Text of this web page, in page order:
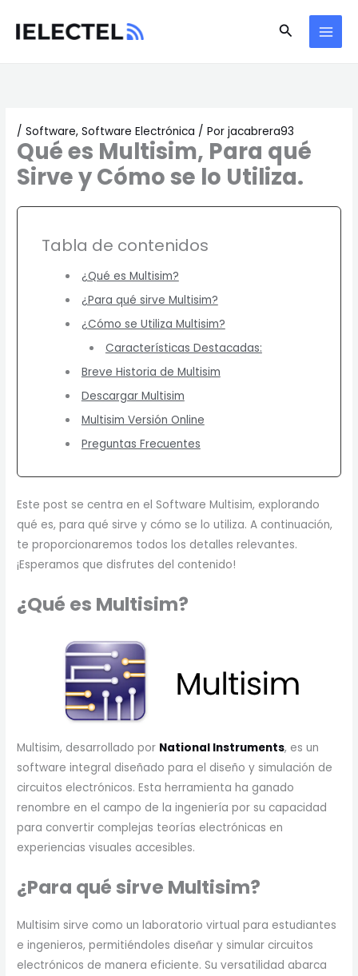
Buscar
/Software,Software Electrónica / Porjacabrera93
Qué es Multisim, Para qué
Sirve y Cómo se lo Utiliza.
Tabla de contenidos
¿Qué es Multisim?
¿Para qué sirve Multisim?
¿Cómo se Utiliza Multisim?
Características Destacadas:
Breve Historia de Multisim
Descargar Multisim
Multisim Versión Online
Preguntas Frecuentes
Este post se centra en el Software Multisim, explorando
qué es, para qué sirve y cómo se lo utiliza. A continuación,
te proporcionaremos todos los detalles relevantes.
¡Esperamos que disfrutes del contenido!
¿Qué es Multisim?
Multisim, desarrollado por National Instruments, es un
software integral diseñado para el diseño y simulación de
circuitos electrónicos. Esta herramienta ha ganado
renombre en el campo de la ingeniería por su capacidad
para convertir complejas teorías electrónicas en
experiencias visuales accesibles.
¿Para qué sirve Multisim?
Multisim sirve como un laboratorio virtual para estudiantes
e ingenieros, permitiéndoles diseñar y simular circuitos
electrónicos de manera eficiente. Su versatilidad abarca